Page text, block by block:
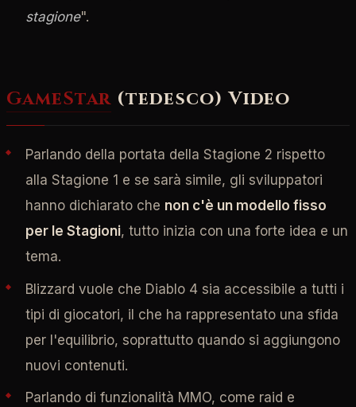
stagione".
GameStar (tedesco) Video
Parlando della portata della Stagione 2 rispetto
alla Stagione 1 e se sarà simile, gli sviluppatori
hanno dichiarato che non c'è un modello fisso
per le Stagioni, tutto inizia con una forte idea e un
tema.
Blizzard vuole che Diablo 4 sia accessibile a tutti i
tipi di giocatori, il che ha rappresentato una sfida
per l'equilibrio, soprattutto quando si aggiungono
nuovi contenuti.
Parlando di funzionalità MMO, come raid e